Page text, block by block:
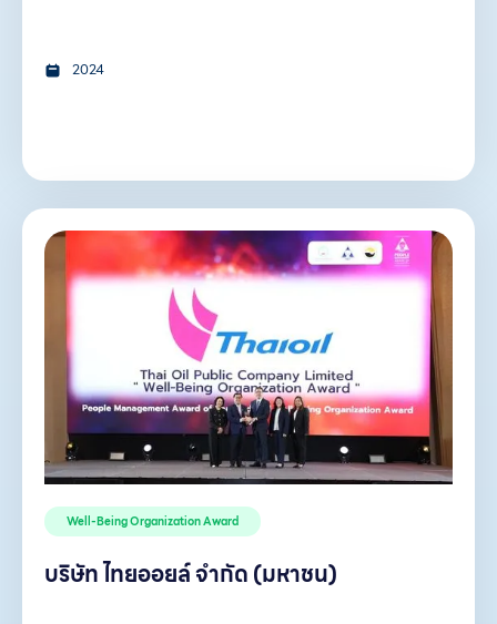
2024
Well-Being Organization Award
บริษัท ไทยออยล์ จำกัด (มหาชน)